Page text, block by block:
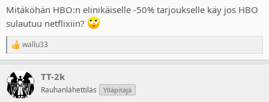
Mitäköhän HBO:n elinikäiselle -50% tarjoukselle käy jos HBO
sulautuu netflixiin?
R
e
c
t
i
wallu33
TT-2k
Rauhanlähettiläs Ylläpitäjä